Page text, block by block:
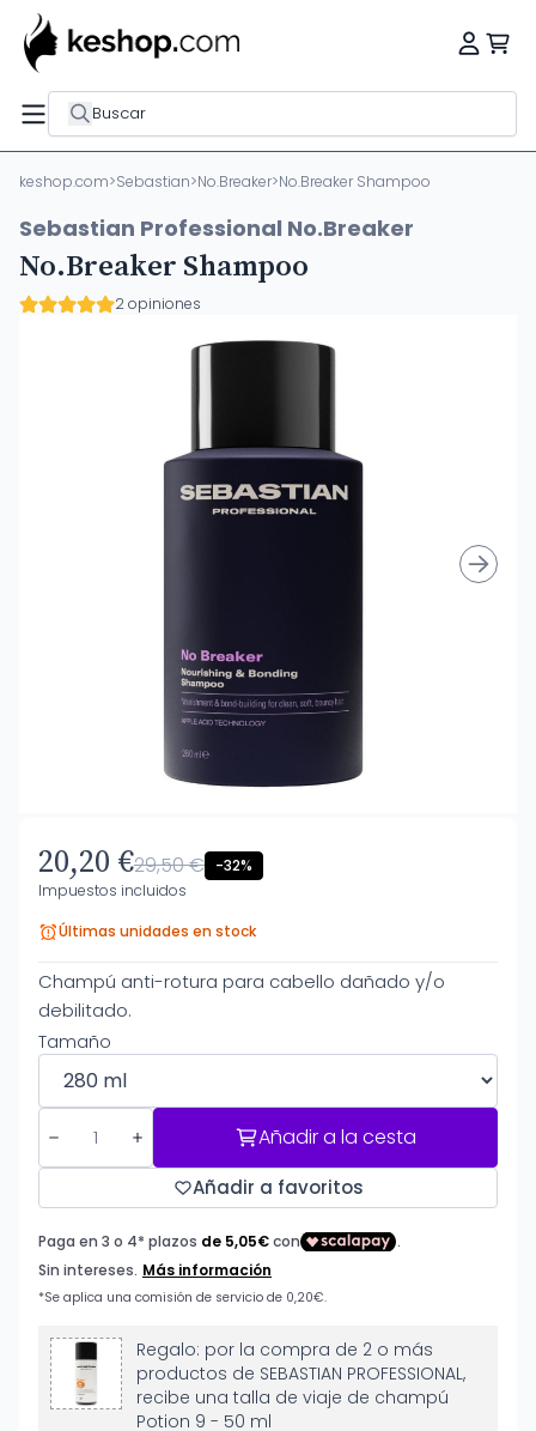
Buscar
keshop.com>Sebastian>No.Breaker>No.Breaker Shampoo
Sebastian Professional No.Breaker
No.Breaker Shampoo
2 opiniones
20,20 €29,50 € -32%
Impuestos incluidos
Últimas unidades en stock
Champú anti-rotura para cabello dañado y/o
debilitado.
Tamaño
Añadir a la cesta
Añadir a favoritos
Regalo: por la compra de 2 o más
productos de SEBASTIAN PROFESSIONAL,
recibe una talla de viaje de champú
Potion 9 - 50 ml